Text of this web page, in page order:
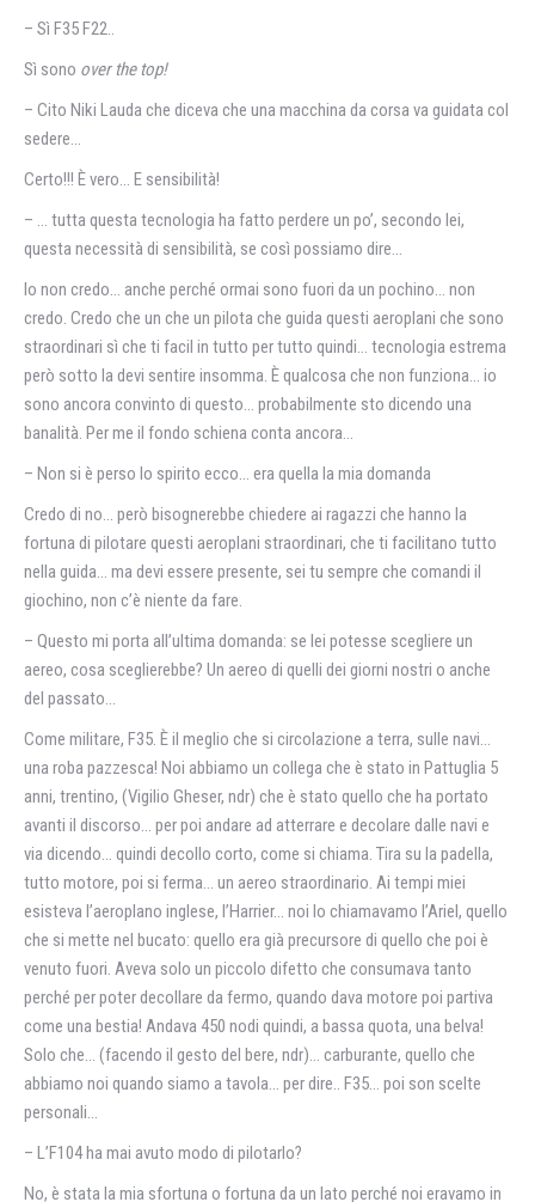
– Sì F35 F22..
Sì sono over the top!
– Cito Niki Lauda che diceva che una macchina da corsa va guidata col
sedere…
Certo!!! È vero… E sensibilità!
– … tutta questa tecnologia ha fatto perdere un po’, secondo lei,
questa necessità di sensibilità, se così possiamo dire…
Io non credo… anche perché ormai sono fuori da un pochino… non
credo. Credo che un che un pilota che guida questi aeroplani che sono
straordinari sì che ti facil in tutto per tutto quindi… tecnologia estrema
però sotto la devi sentire insomma. È qualcosa che non funziona… io
sono ancora convinto di questo… probabilmente sto dicendo una
banalità. Per me il fondo schiena conta ancora…
– Non si è perso lo spirito ecco… era quella la mia domanda
Credo di no… però bisognerebbe chiedere ai ragazzi che hanno la
fortuna di pilotare questi aeroplani straordinari, che ti facilitano tutto
nella guida… ma devi essere presente, sei tu sempre che comandi il
giochino, non c’è niente da fare.
– Questo mi porta all’ultima domanda: se lei potesse scegliere un
aereo, cosa sceglierebbe? Un aereo di quelli dei giorni nostri o anche
del passato…
Come militare, F35. È il meglio che si circolazione a terra, sulle navi…
una roba pazzesca! Noi abbiamo un collega che è stato in Pattuglia 5
anni, trentino, (Vigilio Gheser, ndr) che è stato quello che ha portato
avanti il discorso… per poi andare ad atterrare e decolare dalle navi e
via dicendo… quindi decollo corto, come si chiama. Tira su la padella,
tutto motore, poi si ferma… un aereo straordinario. Ai tempi miei
esisteva l’aeroplano inglese, l’Harrier… noi lo chiamavamo l’Ariel, quello
che si mette nel bucato: quello era già precursore di quello che poi è
venuto fuori. Aveva solo un piccolo difetto che consumava tanto
perché per poter decollare da fermo, quando dava motore poi partiva
come una bestia! Andava 450 nodi quindi, a bassa quota, una belva!
Solo che… (facendo il gesto del bere, ndr)… carburante, quello che
abbiamo noi quando siamo a tavola… per dire.. F35… poi son scelte
personali…
– L’F104 ha mai avuto modo di pilotarlo?
No, è stata la mia sfortuna o fortuna da un lato perché noi eravamo in